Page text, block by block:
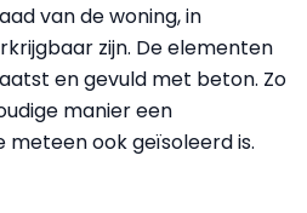
van de woning, in
zijn. De elementen
en gevuld met beton. Zo
manier een
ook geïsoleerd is.